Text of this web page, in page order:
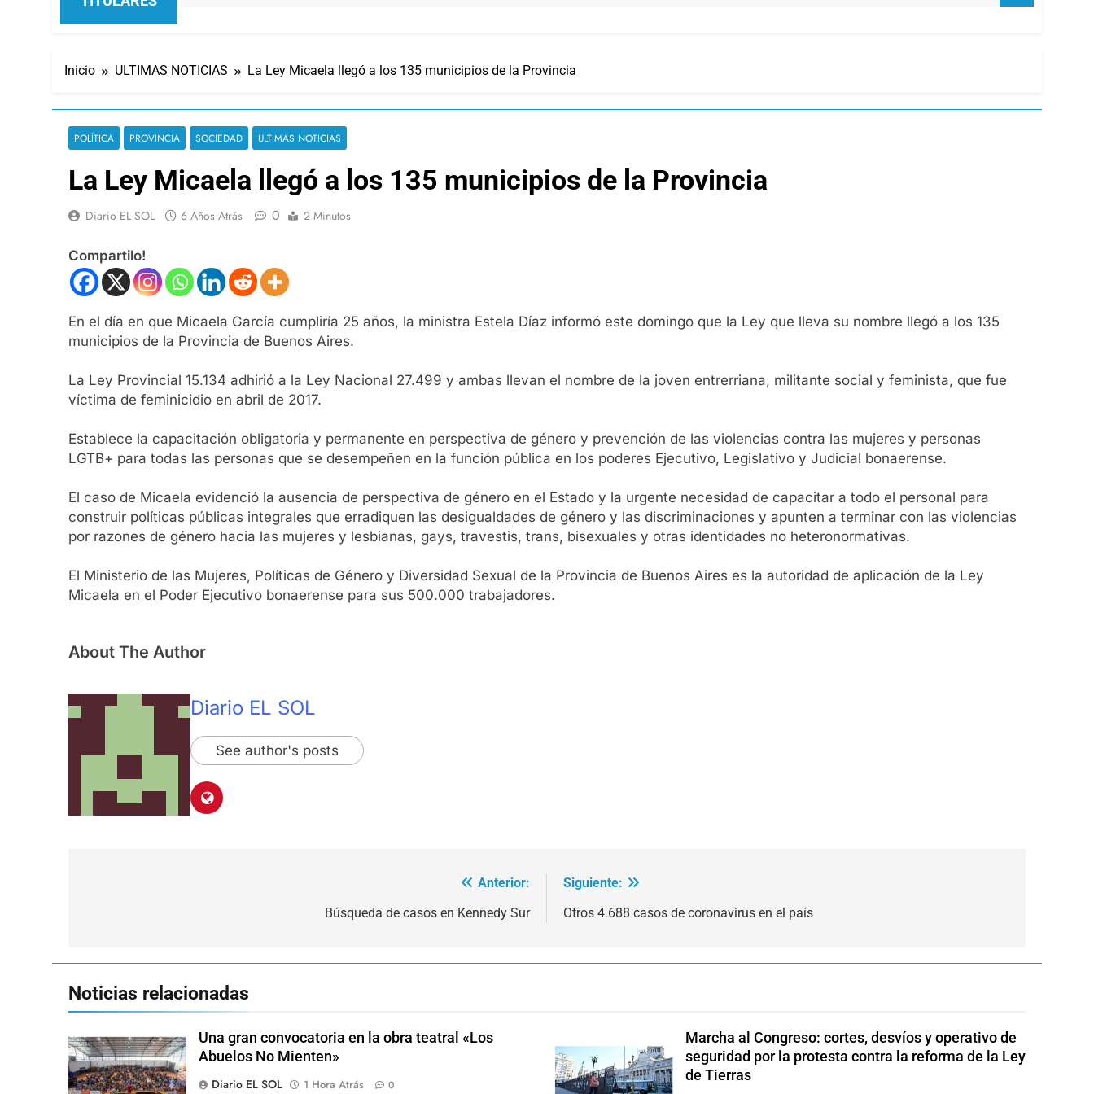
Inicio ULTIMAS NOTICIAS La Ley Micaela llegó a los 135 municipios de la Provincia
POLÍTICA PROVINCIA SOCIEDAD ULTIMAS NOTICIAS
La Ley Micaela llegó a los 135 municipios de la Provincia
Diario EL SOL 6 Años Atrás 0 2 Minutos
Compartilo!
En el día en que Micaela García cumpliría 25 años, la ministra Estela Díaz informó este domingo que la Ley que lleva su nombre llegó a los 135
municipios de la Provincia de Buenos Aires.
La Ley Provincial 15.134 adhirió a la Ley Nacional 27.499 y ambas llevan el nombre de la joven entrerriana, militante social y feminista, que fue
víctima de feminicidio en abril de 2017.
Establece la capacitación obligatoria y permanente en perspectiva de género y prevención de las violencias contra las mujeres y personas
LGTB+ para todas las personas que se desempeñen en la función pública en los poderes Ejecutivo, Legislativo y Judicial bonaerense.
El caso de Micaela evidenció la ausencia de perspectiva de género en el Estado y la urgente necesidad de capacitar a todo el personal para
construir políticas públicas integrales que erradiquen las desigualdades de género y las discriminaciones y apunten a terminar con las violencias
por razones de género hacia las mujeres y lesbianas, gays, travestis, trans, bisexuales y otras identidades no heteronormativas.
El Ministerio de las Mujeres, Políticas de Género y Diversidad Sexual de la Provincia de Buenos Aires es la autoridad de aplicación de la Ley
Micaela en el Poder Ejecutivo bonaerense para sus 500.000 trabajadores.
About The Author
Diario EL SOL
See author's posts
Anterior:
Búsqueda de casos en Kennedy Sur
Siguiente:
Otros 4.688 casos de coronavirus en el país
Noticias relacionadas
Una gran convocatoria en la obra teatral «Los
Abuelos No Mienten»
Diario EL SOL
1 Hora Atrás 0
Marcha al Congreso: cortes, desvíos y operativo de
seguridad por la protesta contra la reforma de la Ley
de Tierras